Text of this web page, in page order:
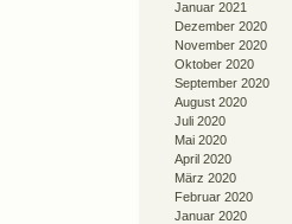
Januar 2021
Dezember 2020
November 2020
Oktober 2020
September 2020
August 2020
Juli 2020
Mai 2020
April 2020
März 2020
Februar 2020
Januar 2020